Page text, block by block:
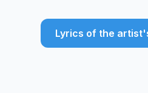
Lyrics of the